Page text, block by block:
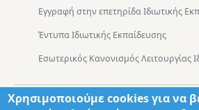
Εγγραφή στην επετηρίδα Ιδιωτικής
Έντυπα Ιδιωτικής Εκπαίδευσης
Εσωτερικός Κανονισμός Λειτουργίας
Footer
Τμήματα Χάρτης Πρόσβασης
Χρησιμοποιούμε cookies για να